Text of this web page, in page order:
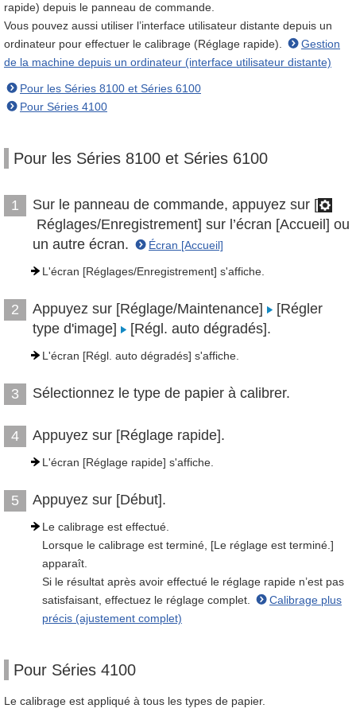
rapide) depuis le panneau de commande.
Vous pouvez aussi utiliser l’interface utilisateur distante depuis un
ordinateur pour effectuer le calibrage (Réglage rapide).
Gestion
de la machine depuis un ordinateur (interface utilisateur distante)
Pour les Séries 8100 et Séries 6100
Pour Séries 4100
Pour les Séries 8100 et Séries 6100
1
Sur le panneau de commande, appuyez sur [
Réglages/Enregistrement] sur l’écran [Accueil] ou
un autre écran.
Écran [Accueil]
L'écran [Réglages/Enregistrement] s'affiche.
2 Appuyez sur [Réglage/Maintenance]
[Régler
type d'image]
[Régl. auto dégradés].
L'écran [Régl. auto dégradés] s'affiche.
3 Sélectionnez le type de papier à calibrer.
4 Appuyez sur [Réglage rapide].
L'écran [Réglage rapide] s'affiche.
5 Appuyez sur [Début].
Le calibrage est effectué.
Lorsque le calibrage est terminé, [Le réglage est terminé.]
apparaît.
Si le résultat après avoir effectué le réglage rapide n’est pas
satisfaisant, effectuez le réglage complet.
Calibrage plus
précis (ajustement complet)
Pour Séries 4100
Le calibrage est appliqué à tous les types de papier.